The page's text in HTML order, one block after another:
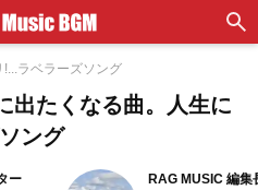
!...ラベラーズソング
出たくなる曲。人生に
ング
ー RAG MUSIC 編集